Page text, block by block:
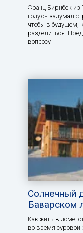
Франц Бирнбек из
году он задумал
чтобы в будущем,
разделиться.
вопросу
Солнечный
Баварском
Как жить в доме,
во время суровой